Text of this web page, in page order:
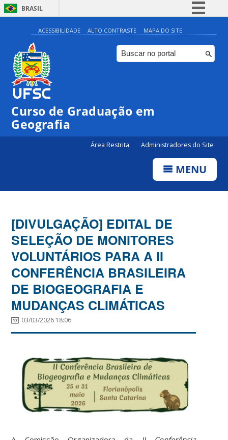
BRASIL
Simplifique!
Comunica BR
Participe
Canais
ACESSIBILIDADE ALTO CONTRASTE MAPA DO SITE
Curso de Graduação em
Geografia
Área Restrita Administradores do Site
MENU
[DIVULGAÇÃO] EDITAL DE
SELEÇÃO DE MONITORES
VOLUNTÁRIOS PARA A II
CONFERÊNCIA BRASILEIRA
DE BIOGEOGRAFIA E
MUDANÇAS CLIMÁTICAS
03/03/2026 18:06